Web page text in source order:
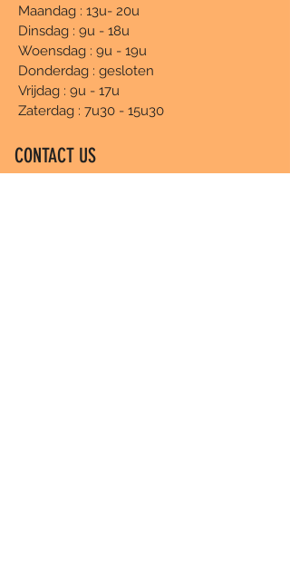
Maandag : 13u- 20u
Dinsdag : 9u - 18u
Woensdag : 9u - 19u
Donderdag : gesloten
Vrijdag : 9u - 17u
Zaterdag : 7u30 - 15u30
CONTACT US